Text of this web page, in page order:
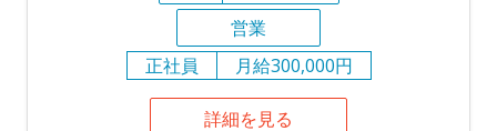
営業
正社員
月給300,000円
詳細を見る